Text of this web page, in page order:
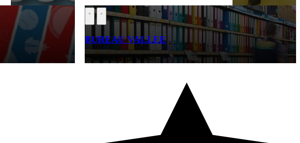
BUREAU VALLEE
Commerces spécialisés